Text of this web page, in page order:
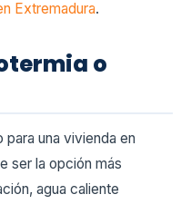
Extremadura.
o
para una vivienda en
ser la opción más
agua caliente